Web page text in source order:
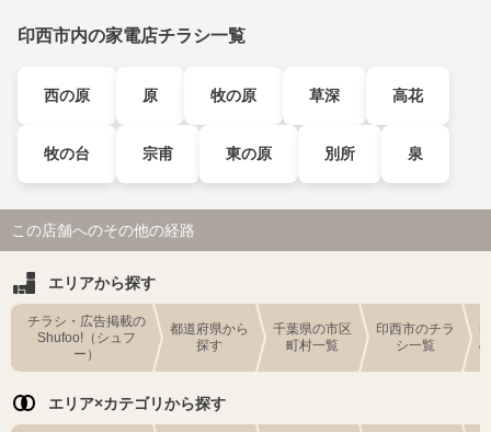
印西市内の家電店チラシ一覧
西の原 原 牧の原 草深 高花
牧の台 宗甫 東の原 別所 泉
この店舗へのその他の経路
エリアから探す
チラシ・広告掲載の
Shufoo!（シュフ
ー）
都道府県から
探す
千葉県の市区
町村一覧
印西市のチラ
シ一覧
エリア×カテゴリから探す